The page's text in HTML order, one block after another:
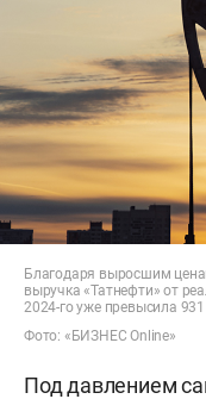
Благодаря выросшим
выручка «Татнефти» от
2024-го уже превысила
Фото: «БИЗНЕС Online»
Под давлением